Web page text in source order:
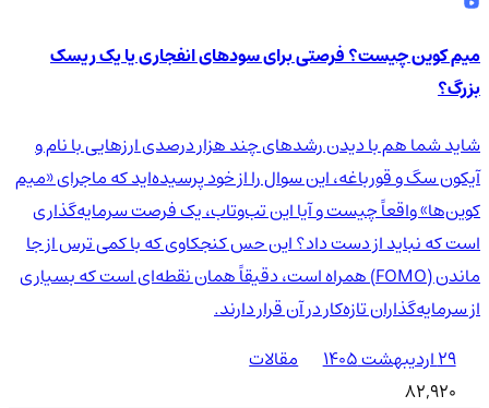
میم کوین چیست؟ فرصتی برای سودهای انفجاری یا یک ریسک
بزرگ؟
شاید شما هم با دیدن رشدهای چند هزار درصدی ارزهایی با نام و
آیکون سگ و قورباغه، این سوال را از خود پرسیده‌اید که ماجرای «میم
کوین‌ها» واقعاً چیست و آیا این تب‌وتاب، یک فرصت سرمایه‌گذاری
است که نباید از دست داد؟ این حس کنجکاوی که با کمی ترس از جا
ماندن (FOMO) همراه است، دقیقاً همان نقطه‌ای است که بسیاری
از سرمایه‌گذاران تازه‌کار در آن قرار دارند.
۲۹ اردیبهشت ۱۴۰۵
مقالات
82,920